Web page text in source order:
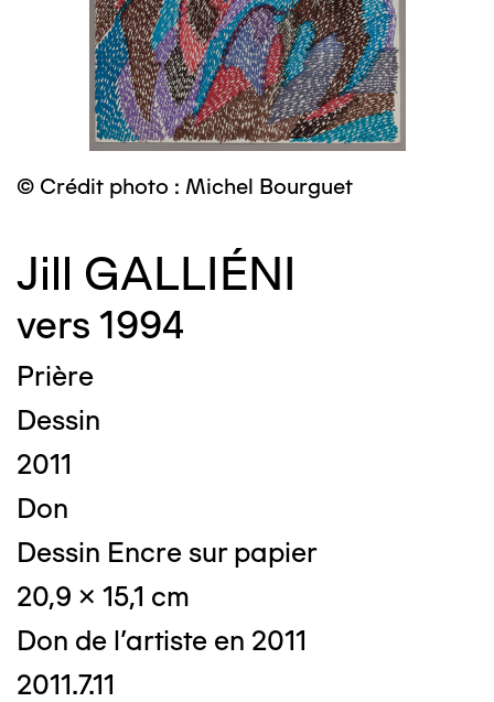
© Crédit photo : Michel Bourguet
Jill GALLIÉNI
vers 1994
Prière
Dessin
2011
Don
Dessin Encre sur papier
20,9 x 15,1 cm
Don de l'artiste en 2011
2011.7.11